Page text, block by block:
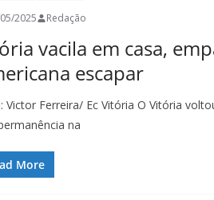
2025 Redação
vacila em casa,
escapar
Victor Ferreira/ Ec Vitória O Vitória
na
More